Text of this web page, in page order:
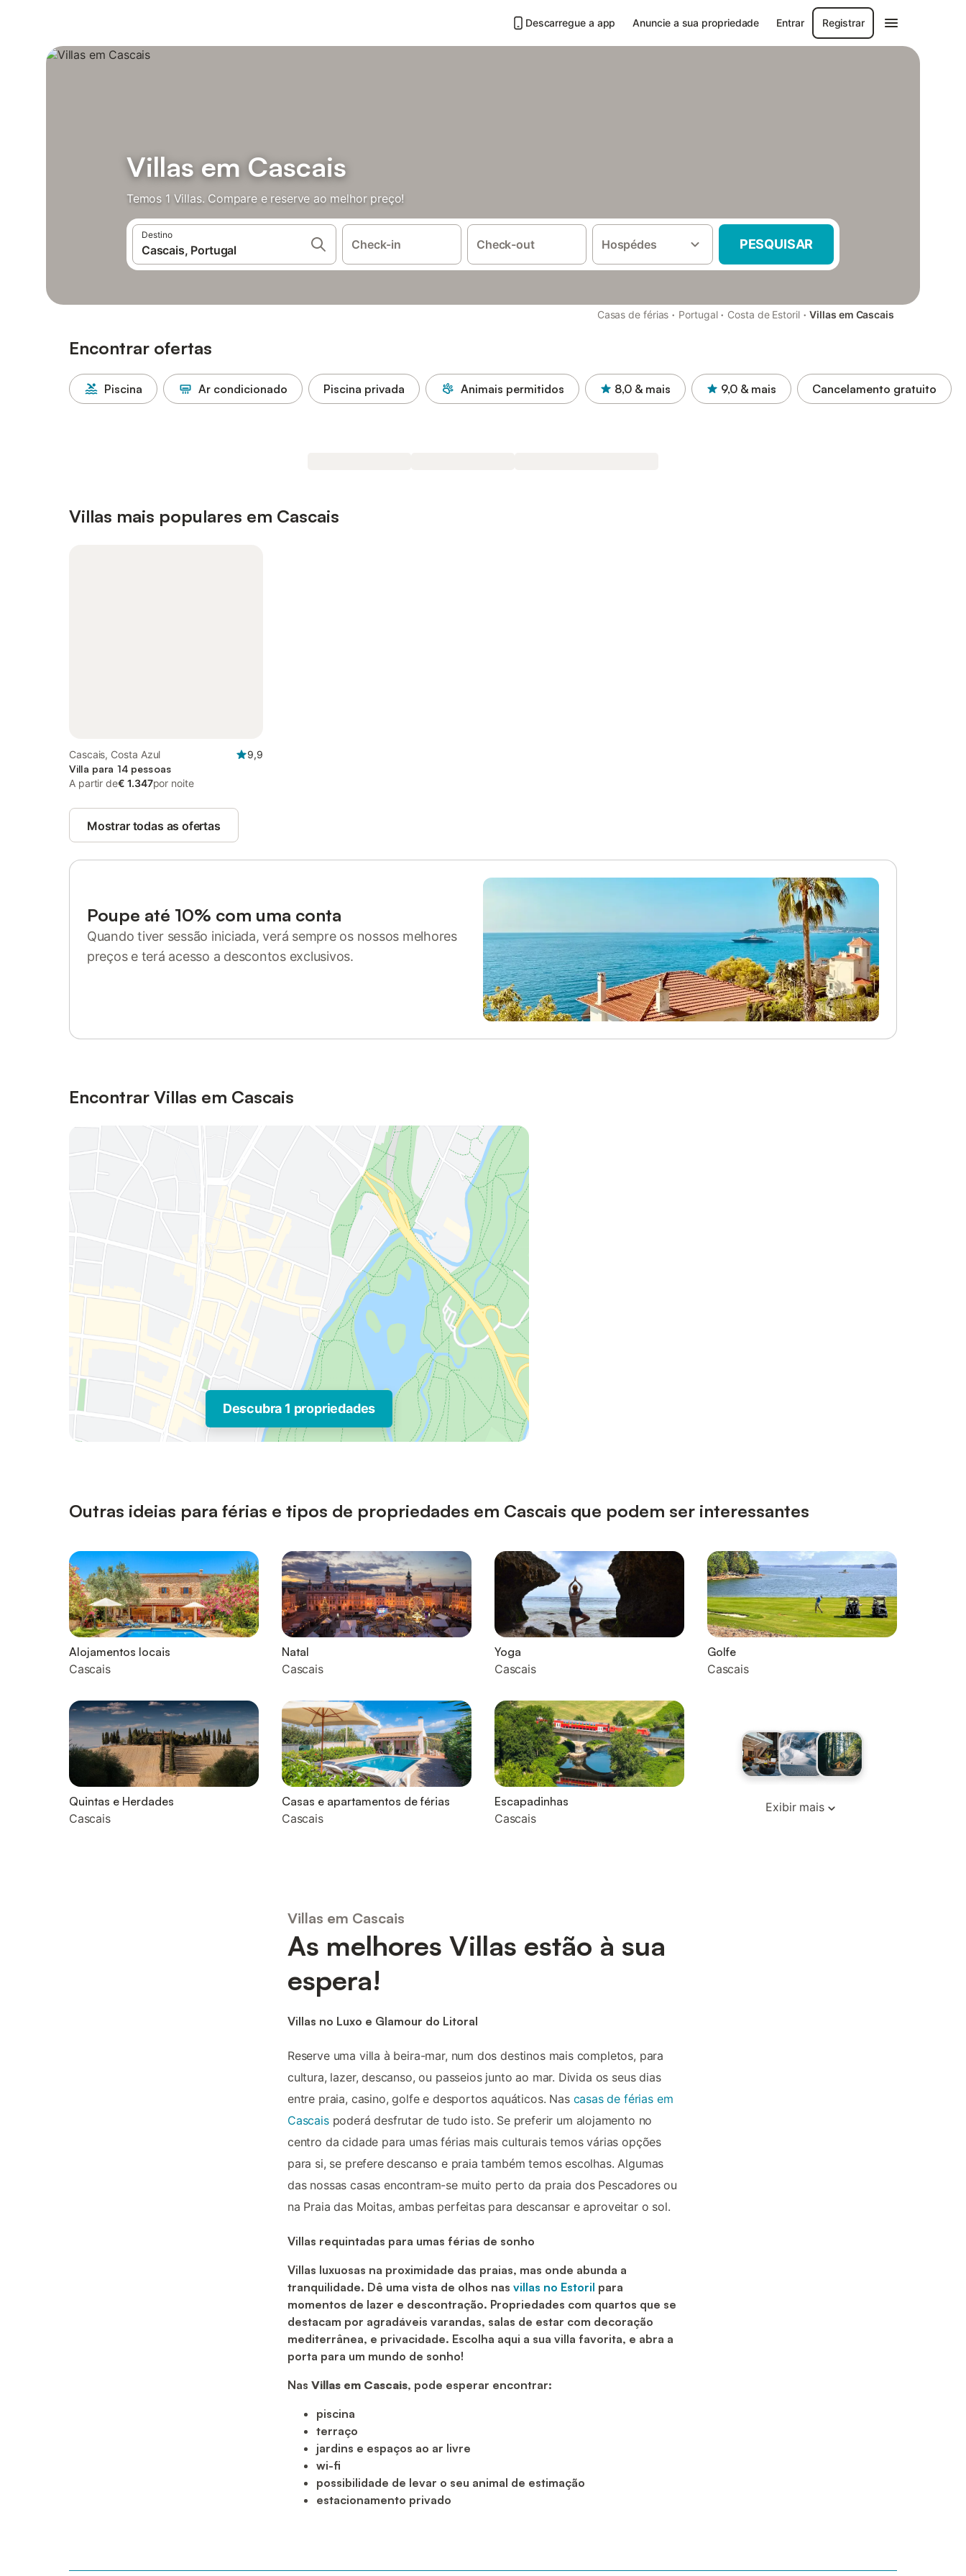
Descarregue a app Anuncie a sua propriedade Entrar Registrar
Villas em Cascais
Temos 1 Villas. Compare e reserve ao melhor preço!
Destino
Check-in Check-out Hospédes PESQUISAR
Casas de férias · Portugal · Costa de Estoril · Villas em Cascais
Encontrar ofertas
Piscina Ar condicionado Piscina privada Animais permitidos 8,0 & mais 9,0 & mais Cancelamento gratuito
Villas mais populares em Cascais
Cascais, Costa Azul
9,9
Villa para 14 pessoas
A partir de€ 1.347por noite
Mostrar todas as ofertas
Poupe até 10% com uma conta
Quando tiver sessão iniciada, verá sempre os nossos melhores
preços e terá acesso a descontos exclusivos.
Encontrar Villas em Cascais
Descubra 1 propriedades
Outras ideias para férias e tipos de propriedades em Cascais que podem ser interessantes
Alojamentos locais
Cascais
Natal
Cascais
Yoga
Cascais
Golfe
Cascais
Quintas e Herdades
Cascais
Casas e apartamentos de férias
Cascais
Escapadinhas
Cascais
Exibir mais
Villas em Cascais
As melhores Villas estão à sua
espera!
Villas no Luxo e Glamour do Litoral
Reserve uma villa à beira-mar, num dos destinos mais completos, para
cultura, lazer, descanso, ou passeios junto ao mar. Divida os seus dias
entre praia, casino, golfe e desportos aquáticos. Nas casas de férias em
Cascaispoderá desfrutar de tudo isto. Se preferir um alojamento no
centro da cidade para umas férias mais culturais temos várias opções
para si, se prefere descanso e praia também temos escolhas. Algumas
das nossas casas encontram-se muito perto da praia dos Pescadores ou
na Praia das Moitas, ambas perfeitas para descansar e aproveitar o sol.
Villas requintadas para umas férias de sonho
Villas luxuosas na proximidade das praias, mas onde abunda a
tranquilidade. Dê uma vista de olhos nas villas no Estoril para
momentos de lazer e descontração. Propriedades com quartos que se
destacam por agradáveis varandas, salas de estar com decoração
mediterrânea, e privacidade. Escolha aqui a sua villa favorita, e abra a
porta para um mundo de sonho!
Nas Villas em Cascais, pode esperar encontrar:
piscina
terraço
jardins e espaços ao ar livre
wi-fi
possibilidade de levar o seu animal de estimação
estacionamento privado